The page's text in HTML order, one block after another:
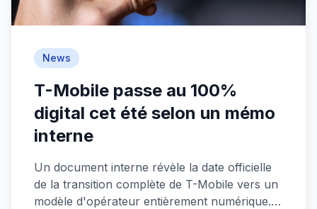
News
T-Mobile passe au 100%
digital cet été selon un mémo
interne
Un document interne révèle la date officielle
de la transition complète de T-Mobile vers un
modèle d'opérateur entièrement numérique.